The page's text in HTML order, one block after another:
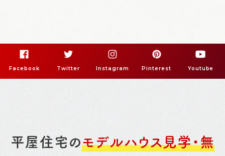
Facebook Twitter Instagram Pinterest Youtube
平屋住宅のモデルハウス見学・無